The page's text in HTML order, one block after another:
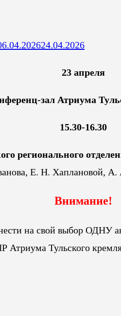
24.04.2026
23 апреля
зал Атриума
15.30-16.30
регионального
Е. Н. Хаплановой,
Внимание!
на свой выбор ОДНУ
Тульского